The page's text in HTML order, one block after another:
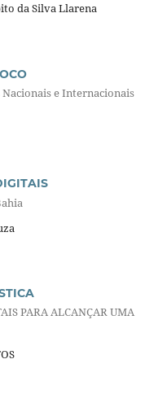
da Silva Llarena
Nacionais e Internacionais
PARA ALCANÇAR UMA